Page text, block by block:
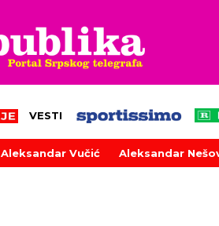
VESTI
Aleksandar Vučić Aleksandar